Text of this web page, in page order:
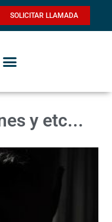
SOLICITAR LLAMADA
y etc...